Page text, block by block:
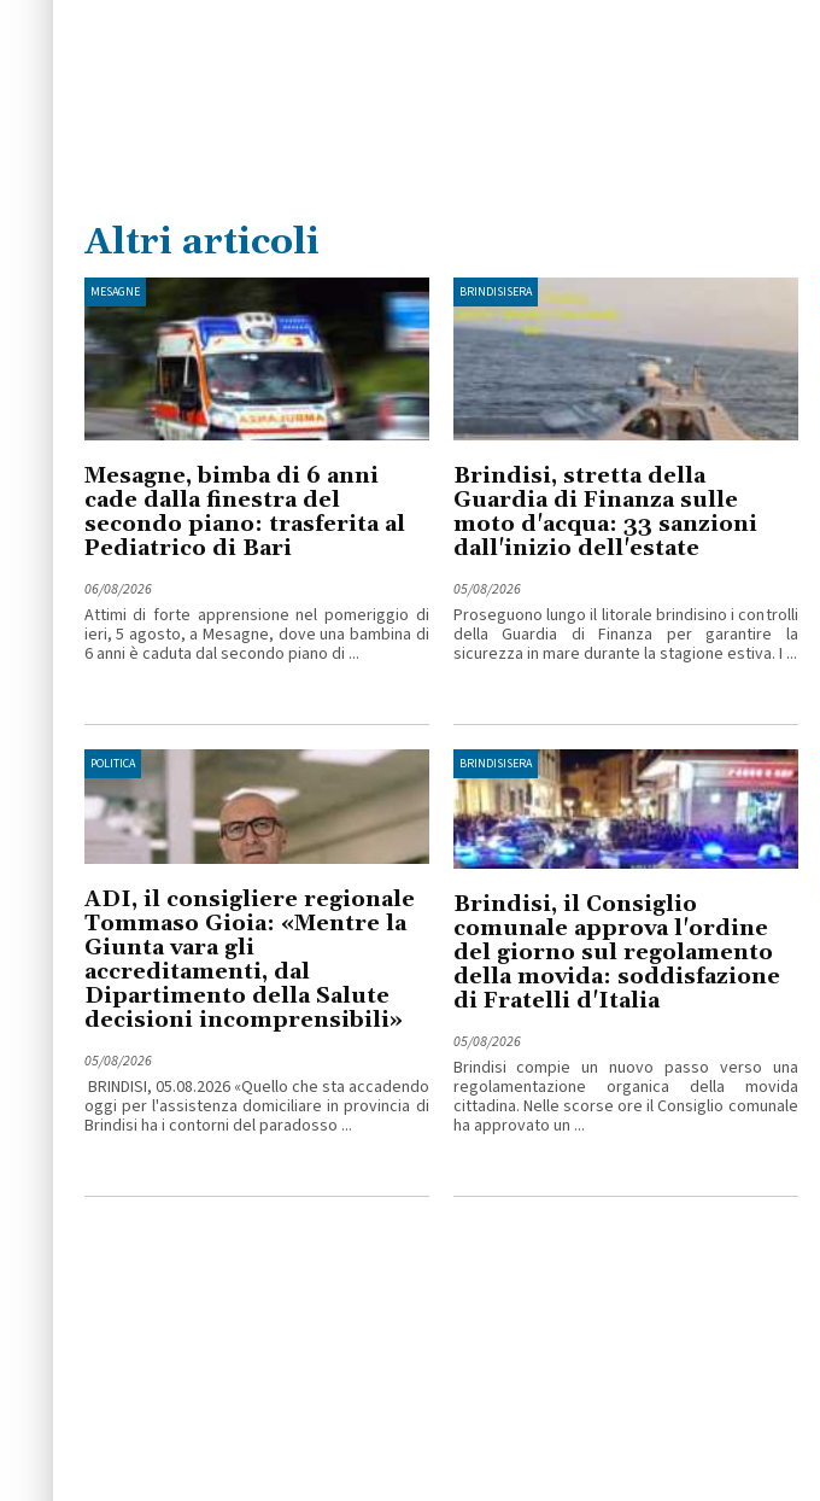
Altri articoli
MESAGNE
Mesagne, bimba di 6 anni
cade dalla finestra del
secondo piano: trasferita al
Pediatrico di Bari
06/08/2026
Attimi di forte apprensione nel pomeriggio di
ieri, 5 agosto, a Mesagne, dove una bambina di
6 anni è caduta dal secondo piano di ...
BRINDISISERA
Brindisi, stretta della
Guardia di Finanza sulle
moto d'acqua: 33 sanzioni
dall'inizio dell'estate
05/08/2026
Proseguono lungo il litorale brindisino i controlli
della Guardia di Finanza per garantire la
sicurezza in mare durante la stagione estiva. I ...
POLITICA
ADI, il consigliere regionale
Tommaso Gioia: «Mentre la
Giunta vara gli
accreditamenti, dal
Dipartimento della Salute
decisioni incomprensibili»
05/08/2026
BRINDISI, 05.08.2026 «Quello che sta accadendo
oggi per l'assistenza domiciliare in provincia di
Brindisi ha i contorni del paradosso ...
BRINDISISERA
Brindisi, il Consiglio
comunale approva l'ordine
del giorno sul regolamento
della movida: soddisfazione
di Fratelli d'Italia
05/08/2026
Brindisi compie un nuovo passo verso una
regolamentazione organica della movida
cittadina. Nelle scorse ore il Consiglio comunale
ha approvato un ...